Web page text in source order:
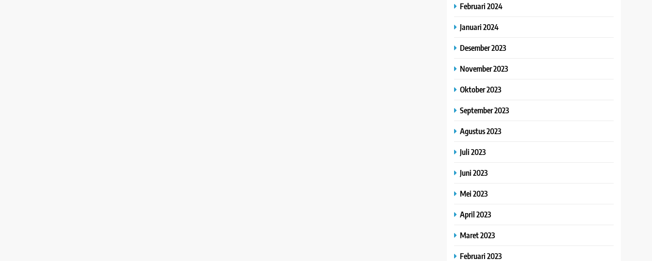
Februari 2024
Januari 2024
Desember 2023
November 2023
Oktober 2023
September 2023
Agustus 2023
Juli 2023
Juni 2023
Mei 2023
April 2023
Maret 2023
Februari 2023